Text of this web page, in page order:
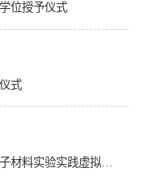
位授予仪式
式